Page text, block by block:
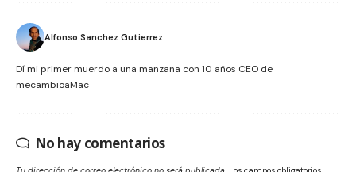
Alfonso Sanchez Gutierrez
Dí mi primer muerdo a una manzana con 10 años CEO de
mecambioaMac
No hay comentarios